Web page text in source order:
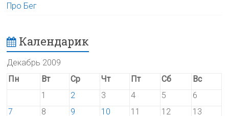
Про Бег
Календарик
Декабрь 2009
Пн
Вт Ср Чт Пт Сб
Вс
1
2 3 4 5
6
7
8 9 10 11 12
13